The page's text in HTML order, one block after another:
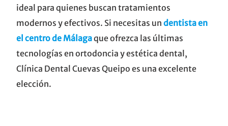
ideal para quienes buscan tratamientos
modernos y efectivos. Si necesitas un dentista en
el centro de Málagaque ofrezca las últimas
tecnologías en ortodoncia y estética dental,
Clínica Dental Cuevas Queipo es una excelente
elección.